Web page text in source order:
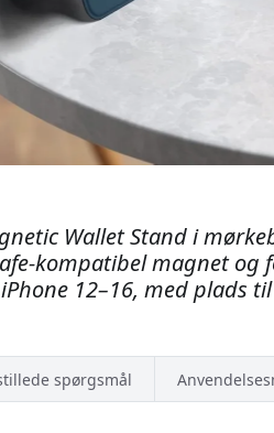
Wallet Stand i
kompatibel magnet og
12–16, med plads
spørgsmål